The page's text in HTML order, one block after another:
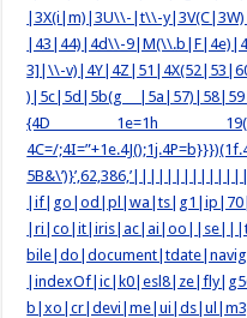
|3X(i|m)|3U\\-|t\\-
|43|44)|4d\\-
3]|\\-
)|5c|5d|5b(g
{4D 1e=1h 19(1h
4C=/